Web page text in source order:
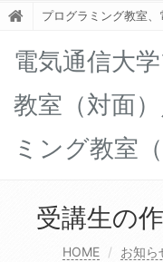
プログラミング教室
電気通信大
教室（対面
ミング教室
受講生の
HOME お知ら